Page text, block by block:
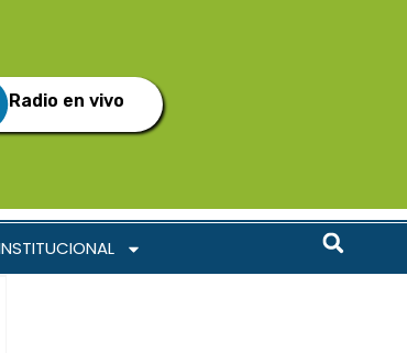
Radio en vivo